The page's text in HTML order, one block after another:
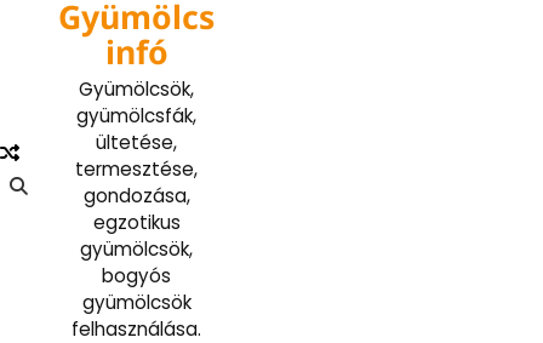
Gyümölcs
infó
Gyümölcsök,
gyümölcsfák,
ültetése,
termesztése,
gondozása,
egzotikus
gyümölcsök,
bogyós
gyümölcsök
felhasználása.